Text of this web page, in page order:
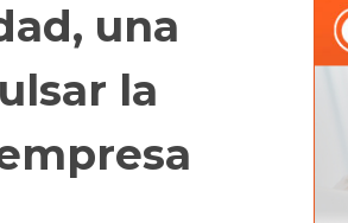
una
la